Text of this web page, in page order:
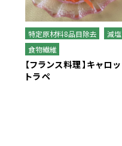
特定原材料8品目除去
減塩
食物繊維
【フランス料理】キャロッ
トラペ